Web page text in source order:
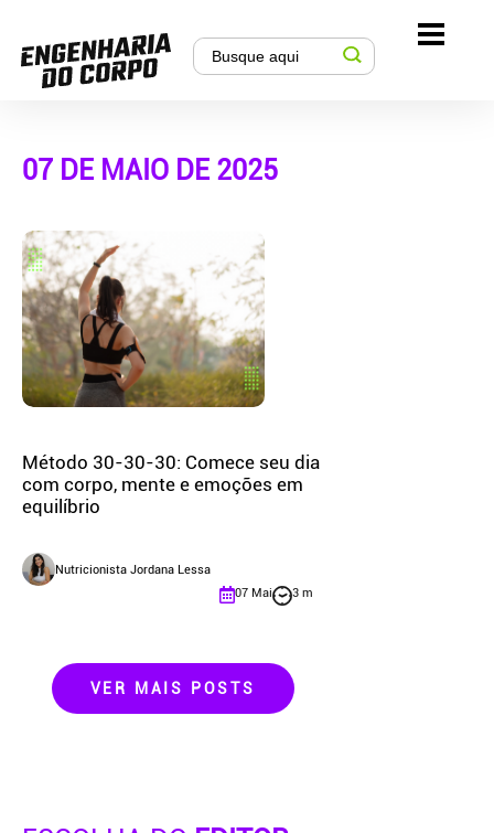
07 DE MAIO DE 2025
Método 30-30-30: Comece seu dia
com corpo, mente e emoções em
equilíbrio
Nutricionista Jordana Lessa
07 Mai
3 m
VER MAIS POSTS